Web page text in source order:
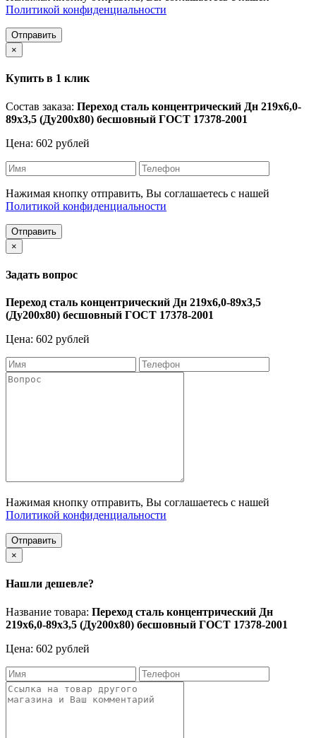
Политикой конфиденциальности
Отправить
×
Купить в 1 клик
Состав заказа: Переход сталь концентрический Дн 219х6,0-
89х3,5 (Ду200х80) бесшовный ГОСТ 17378-2001
Цена: 602 рублей
Нажимая кнопку отправить, Вы соглашаетесь с нашей
Политикой конфиденциальности
Отправить
×
Задать вопрос
Переход сталь концентрический Дн 219х6,0-89х3,5
(Ду200х80) бесшовный ГОСТ 17378-2001
Цена: 602 рублей
Нажимая кнопку отправить, Вы соглашаетесь с нашей
Политикой конфиденциальности
Отправить
×
Нашли дешевле?
Название товара: Переход сталь концентрический Дн
219х6,0-89х3,5 (Ду200х80) бесшовный ГОСТ 17378-2001
Цена: 602 рублей